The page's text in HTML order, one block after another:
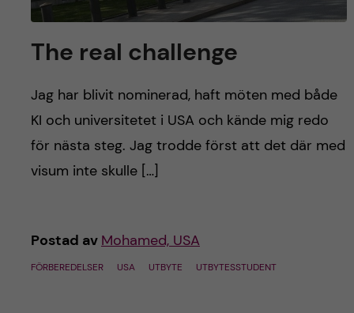
The real challenge
Jag har blivit nominerad, haft möten med både
KI och universitetet i USA och kände mig redo
för nästa steg. Jag trodde först att det där med
visum inte skulle […]
Postad av Mohamed, USA
FÖRBEREDELSER USA UTBYTE UTBYTESSTUDENT